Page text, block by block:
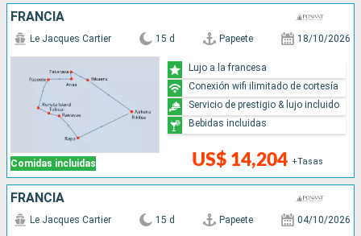
FRANCIA
Comidas incluidas
Le Jacques Cartier 15 d Papeete 18/10/2026
US$ 14,204 +Tasas
Lujo a la francesa
Conexión wifi ilimitado de cortesía
Servicio de prestigio & lujo incluido
Bebidas incluidas
FRANCIA
Le Jacques Cartier 15 d Papeete 04/10/2026